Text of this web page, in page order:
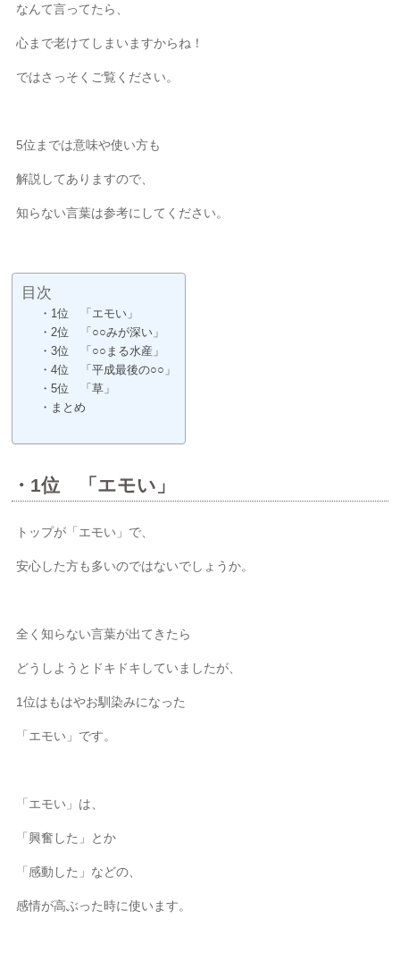
なんて言ってたら、
心まで老けてしまいますからね！
ではさっそくご覧ください。
5位までは意味や使い方も
解説してありますので、
知らない言葉は参考にしてください。
目次
・1位 「エモい」
・2位 「○○みが深い」
・3位 「○○まる水産」
・4位 「平成最後の○○」
・5位 「草」
・まとめ
・1位 「エモい」
トップが「エモい」で、
安心した方も多いのではないでしょうか。
全く知らない言葉が出てきたら
どうしようとドキドキしていましたが、
1位はもはやお馴染みになった
「エモい」です。
「エモい」は、
「興奮した」とか
「感動した」などの、
感情が高ぶった時に使います。